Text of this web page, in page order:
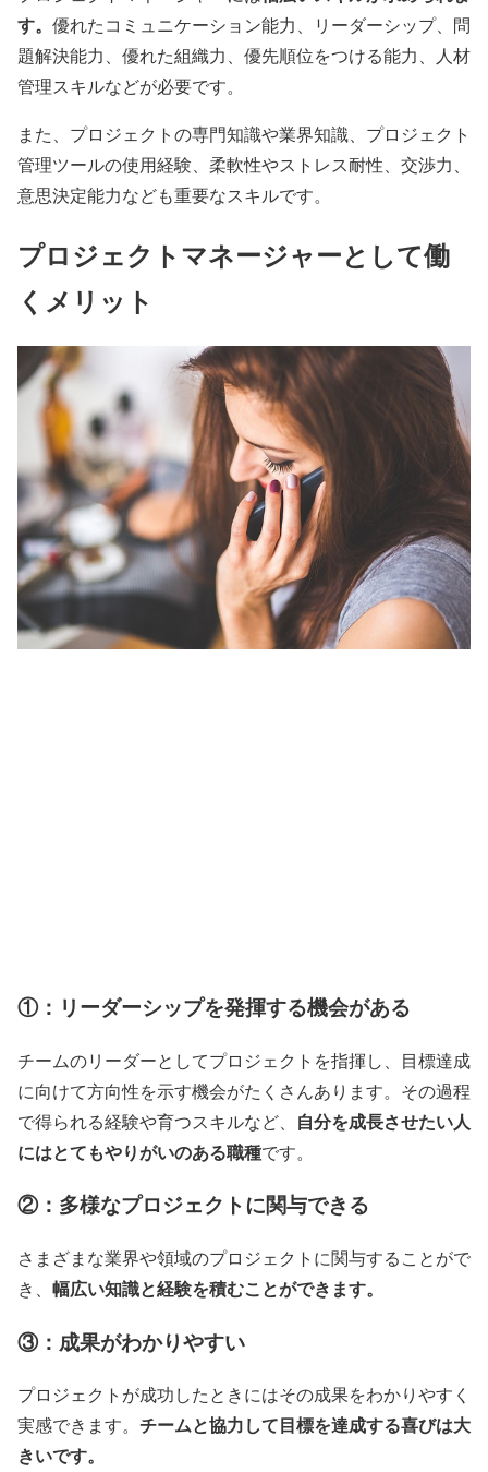
す。 優れたコミュニケーション能力、リーダーシップ、問
題解決能力、優れた組織力、優先順位をつける能力、人材
管理スキルなどが必要です。
また、プロジェクトの専門知識や業界知識、プロジェクト
管理ツールの使用経験、柔軟性やストレス耐性、交渉力、
意思決定能力なども重要なスキルです。
プロジェクトマネージャーとして働
くメリット
①：リーダーシップを発揮する機会がある
チームのリーダーとしてプロジェクトを指揮し、目標達成
に向けて方向性を示す機会がたくさんあります。その過程
で得られる経験や育つスキルなど、 自分を成長させたい人
にはとてもやりがいのある職種です。
②：多様なプロジェクトに関与できる
さまざまな業界や領域のプロジェクトに関与することがで
き、 幅広い知識と経験を積むことができます。
③：成果がわかりやすい
プロジェクトが成功したときにはその成果をわかりやすく
実感できます。 チームと協力して目標を達成する喜びは大
きいです。